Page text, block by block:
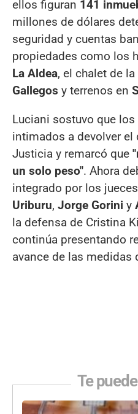
ellos figuran 141
millones de dólares
seguridad y cuentas
propiedades como los
La Aldea, el chalet de
Gallegos y terrenos en
Luciani sostuvo que
intimados a devolver
Justicia y remarcó que
un solo peso". Ahora
integrado por los jueces
Uriburu, Jorge Gorini y
la defensa de Cristina
continúa presentando
avance de las medidas
Te puede